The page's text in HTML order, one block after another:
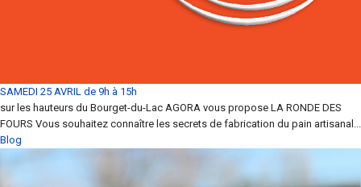
SAMEDI 25 AVRIL de 9h à 15h
sur les hauteurs du Bourget-du-Lac AGORA vous propose LA RONDE DES
FOURS Vous souhaitez connaître les secrets de fabrication du pain artisanal...
Blog